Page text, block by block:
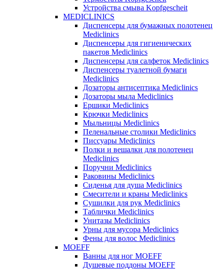
Устройства смыва Kopfgescheit
MEDICLINICS
Диспенсеры для бумажных полотенец
Mediclinics
Диспенсеры для гигиенических
пакетов Mediclinics
Диспенсеры для салфеток Mediclinics
Диспенсеры туалетной бумаги
Mediclinics
Дозаторы антисептика Mediclinics
Дозаторы мыла Mediclinics
Ершики Mediclinics
Крючки Mediclinics
Мыльницы Mediclinics
Пеленальные столики Mediclinics
Писсуары Mediclinics
Полки и вешалки для полотенец
Mediclinics
Поручни Mediclinics
Раковины Mediclinics
Сиденья для душа Mediclinics
Смесители и краны Mediclinics
Сушилки для рук Mediclinics
Таблички Mediclinics
Унитазы Mediclinics
Урны для мусора Mediclinics
Фены для волос Mediclinics
MOEFF
Ванны для ног MOEFF
Душевые поддоны MOEFF